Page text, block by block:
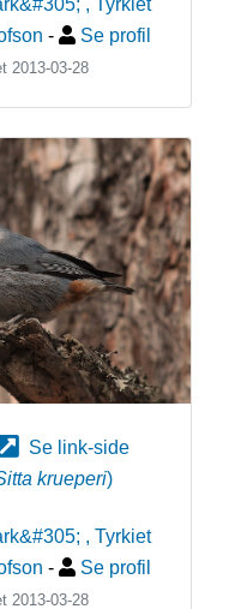
, Tyrkiet
- Se profil
2013-03-28
Se link-side
krueperi)
, Tyrkiet
- Se profil
2013-03-28